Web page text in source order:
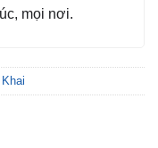
mọi nơi.